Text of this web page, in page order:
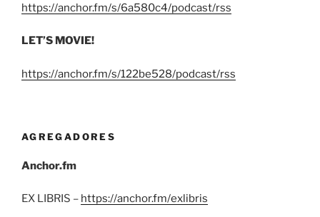
https://anchor.fm/s/6a580c4/podcast/rss
LET’S MOVIE!
https://anchor.fm/s/122be528/podcast/rss
AGREGADORES
Anchor.fm
EX LIBRIS – https://anchor.fm/exlibris